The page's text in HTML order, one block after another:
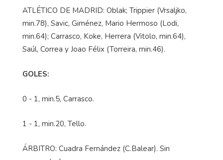
ATLÉTICO DE MADRID: Oblak; Trippier (Vrsaljko,
min.78), Savic, Giménez, Mario Hermoso (Lodi,
min.64); Carrasco, Koke, Herrera (Vitolo, min.64),
Saúl, Correa y Joao Félix (Torreira, min.46).
GOLES:
0 - 1, min.5, Carrasco.
1 - 1, min.20, Tello.
ÁRBITRO: Cuadra Fernández (C.Balear). Sin